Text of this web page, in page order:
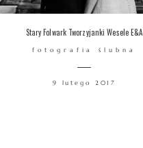
Stary Folwark Tworzyjanki Wesele E&A
fotografia ślubna
9 lutego 2017
O MNIE